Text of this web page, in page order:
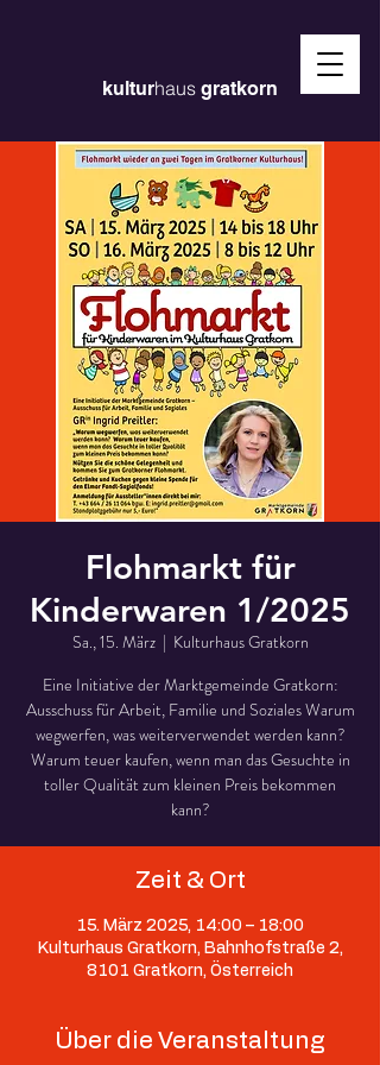
kulturhaus gratkorn
Flohmarkt für
Kinderwaren 1/2025
Sa., 15. März
  |
Kulturhaus Gratkorn
Eine Initiative der Marktgemeinde Gratkorn:
Ausschuss für Arbeit, Familie und Soziales Warum
wegwerfen, was weiterverwendet werden kann?
Warum teuer kaufen, wenn man das Gesuchte in
toller Qualität zum kleinen Preis bekommen
kann?
Zeit & Ort
15. März 2025, 14:00 – 18:00
Kulturhaus Gratkorn, Bahnhofstraße 2,
8101 Gratkorn, Österreich
Über die Veranstaltung